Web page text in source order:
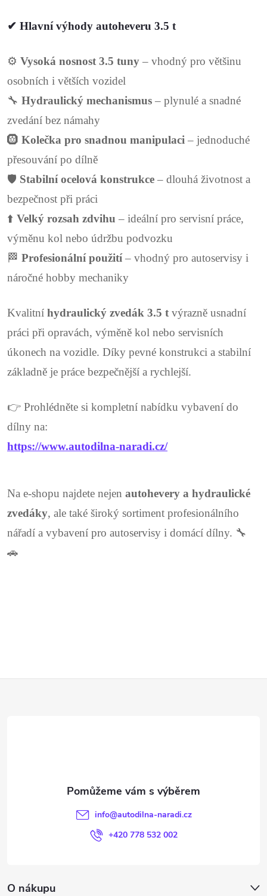
y
v
ý
p
i
s
u
✔ Hlavní výhody autoheveru 3.5 t
⚙️ Vysoká nosnost 3.5 tuny – vhodný pro většinu
osobních i větších vozidel
🔧 Hydraulický mechanismus – plynulé a snadné
zvedání bez námahy
🛞 Kolečka pro snadnou manipulaci – jednoduché
přesouvání po dílně
🛡️ Stabilní ocelová konstrukce – dlouhá životnost a
bezpečnost při práci
⬆️ Velký rozsah zdvihu – ideální pro servisní práce,
výměnu kol nebo údržbu podvozku
🏁 Profesionální použití– vhodný pro autoservisy i
náročné hobby mechaniky
Kvalitní hydraulický zvedák 3.5 t výrazně usnadní
práci při opravách, výměně kol nebo servisních
úkonech na vozidle. Díky pevné konstrukci a stabilní
základně je práce bezpečnější a rychlejší.
👉 Prohlédněte si kompletní nabídku vybavení do
dílny na:
https://www.autodilna-naradi.cz/
Na e-shopu najdete nejen autohevery a hydraulické
zvedáky, ale také široký sortiment profesionálního
nářadí a vybavení pro autoservisy i domácí dílny. 🔧
🚗
info@autodilna-naradi.cz
+420 778 532 002
O nákupu